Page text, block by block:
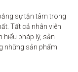
sự tận tâm trong
Tất cả nhân viên
hiểu pháp lý, sản
những sản phẩm